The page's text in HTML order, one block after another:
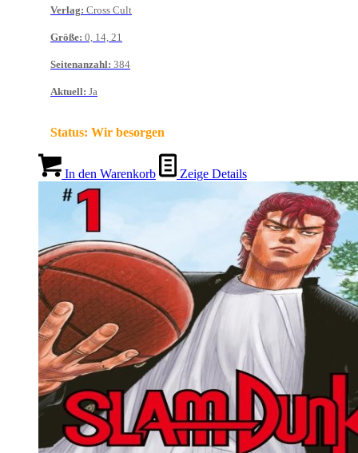
Verlag: Cross Cult
Größe: 0, 14, 21
Seitenanzahl: 384
Aktuell: Ja
Status: Wir besorgen
In den Warenkorb Zeige Details